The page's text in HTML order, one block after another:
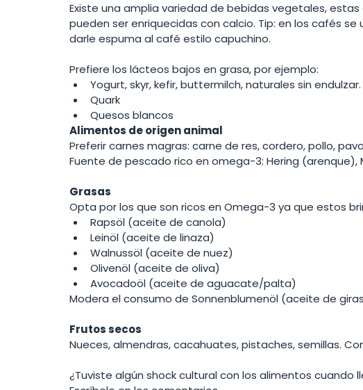
Existe una amplia variedad de bebidas vegetales,
pueden ser enriquecidas con calcio. Tip: en los cafés
darle espuma al café estilo capuchino.
Prefiere los lácteos bajos en grasa, por ejemplo:
Yogurt, skyr, kefir, buttermilch, naturales sin endulzar.
Quark
Quesos blancos
Alimentos de origen animal
Preferir carnes magras: carne de res, cordero, pollo,
Fuente de pescado rico en omega-3: Hering (arenque),
Grasas
Opta por los que son ricos en Omega-3 ya que estos
Rapsöl (aceite de canola)
Leinöl (aceite de linaza)
Walnussöl (aceite de nuez)
Olivenöl (aceite de oliva)
Avocadoöl (aceite de aguacate/palta)
Modera el consumo de Sonnenblumenöl (aceite de
Frutos secos
Nueces, almendras, cacahuates, pistaches, semillas.
¿Tuviste algún shock cultural con los alimentos cuando